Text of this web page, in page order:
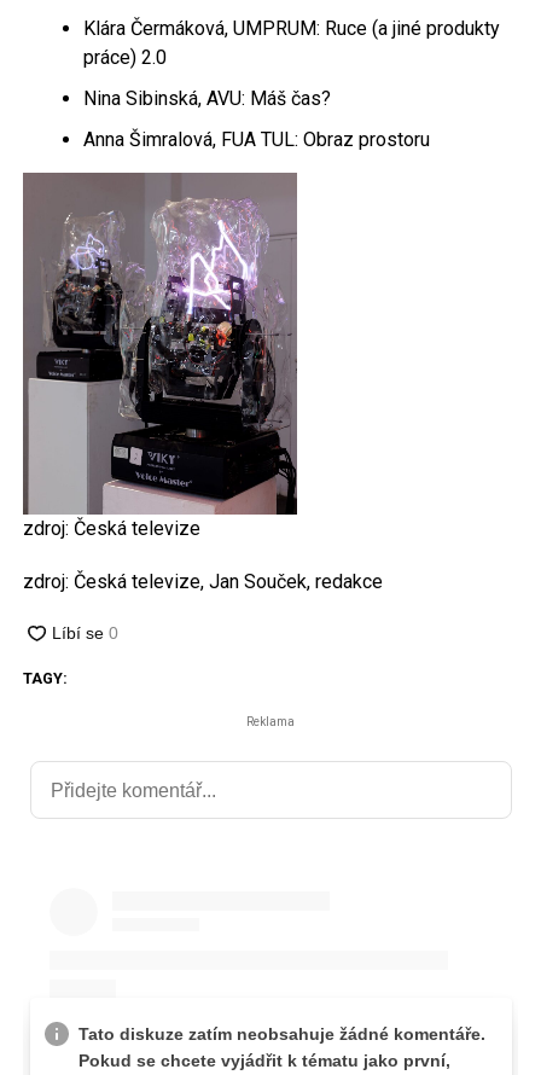
Klára Čermáková, UMPRUM: Ruce (a jiné produkty
práce) 2.0
Nina Sibinská, AVU: Máš čas?
Anna Šimralová, FUA TUL: Obraz prostoru
zdroj: Česká televize
zdroj: Česká televize, Jan Souček, redakce
TAGY:
Reklama